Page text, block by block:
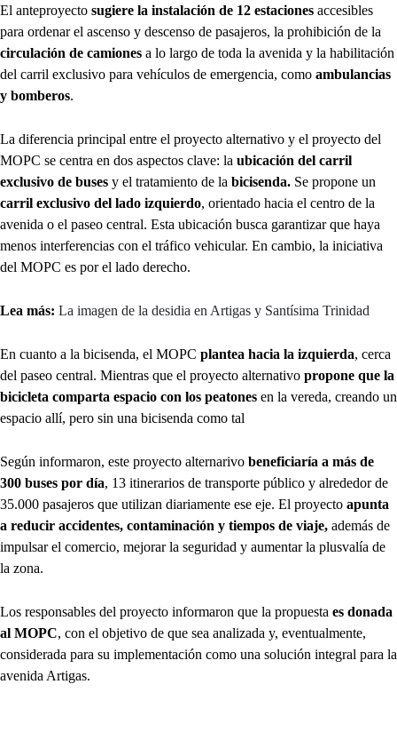
El anteproyecto sugiere la instalación de 12 estaciones accesibles
para ordenar el ascenso y descenso de pasajeros, la prohibición de la
circulación de camiones a lo largo de toda la avenida y la habilitación
del carril exclusivo para vehículos de emergencia, como ambulancias
y bomberos.
La diferencia principal entre el proyecto alternativo y el proyecto del
MOPC se centra en dos aspectos clave: la ubicación del carril
exclusivo de buses y el tratamiento de la bicisenda. Se propone un
carril exclusivo del lado izquierdo, orientado hacia el centro de la
avenida o el paseo central. Esta ubicación busca garantizar que haya
menos interferencias con el tráfico vehicular. En cambio, la iniciativa
del MOPC es por el lado derecho.
Lea más: La imagen de la desidia en Artigas y Santísima Trinidad
En cuanto a la bicisenda, el MOPC plantea hacia la izquierda, cerca
del paseo central. Mientras que el proyecto alternativo propone que la
bicicleta comparta espacio con los peatones en la vereda, creando un
espacio allí, pero sin una bicisenda como tal
Según informaron, este proyecto alternarivo beneficiaría a más de
300 buses por día, 13 itinerarios de transporte público y alrededor de
35.000 pasajeros que utilizan diariamente ese eje. El proyecto apunta
a reducir accidentes, contaminación y tiempos de viaje, además de
impulsar el comercio, mejorar la seguridad y aumentar la plusvalía de
la zona.
Los responsables del proyecto informaron que la propuesta es donada
al MOPC, con el objetivo de que sea analizada y, eventualmente,
considerada para su implementación como una solución integral para la
avenida Artigas.